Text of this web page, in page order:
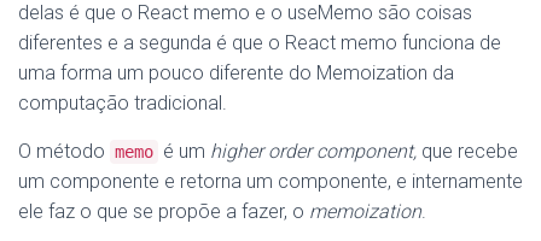
delas é que o React memo e o useMemo são coisas
diferentes e a segunda é que o React memo funciona de
uma forma um pouco diferente do Memoization da
computação tradicional.
O método memo é um higher order component, que recebe
um componente e retorna um componente, e internamente
ele faz o que se propõe a fazer, o memoization.